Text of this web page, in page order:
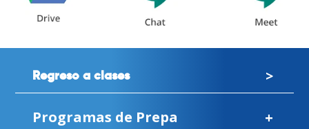
Regreso a clases
Programas de Prepa